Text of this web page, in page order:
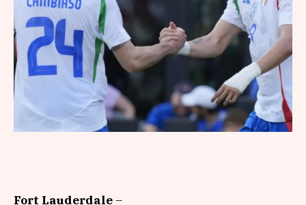
Fort Lauderdale–